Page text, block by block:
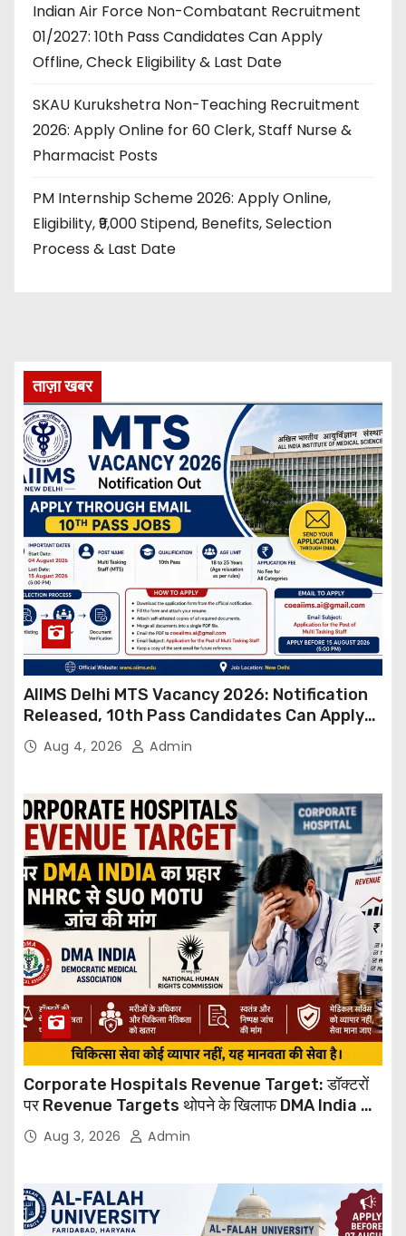
Indian Air Force Non-Combatant Recruitment
01/2027: 10th Pass Candidates Can Apply
Offline, Check Eligibility & Last Date
SKAU Kurukshetra Non-Teaching Recruitment
2026: Apply Online for 60 Clerk, Staff Nurse &
Pharmacist Posts
PM Internship Scheme 2026: Apply Online,
Eligibility, ₹9,000 Stipend, Benefits, Selection
Process & Last Date
ताज़ा खबर
AIIMS Delhi MTS Vacancy 2026: Notification
Released, 10th Pass Candidates Can Apply
Through Email
Aug 4, 2026 Admin
Corporate Hospitals Revenue Target: डॉक्टरों
पर Revenue Targets थोपने के खिलाफ DMA India का
बड़ा कदम, NHRC से Suo Motu जांच की मांग
Aug 3, 2026 Admin